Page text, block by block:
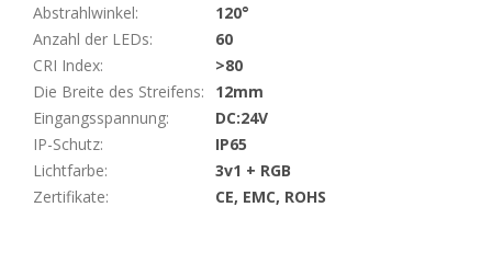
Abstrahlwinkel:
120°
Anzahl der LEDs:
60
CRI Index:
>80
Die Breite des Streifens:
12mm
Eingangsspannung:
DC:24V
IP-Schutz:
IP65
Lichtfarbe:
3v1 + RGB
Zertifikate: CE, EMC, ROHS